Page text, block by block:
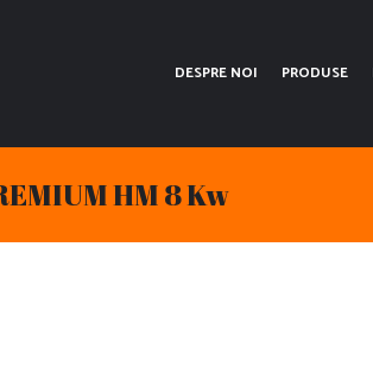
DESPRE NOI PRODUSE
HM 8 Kw